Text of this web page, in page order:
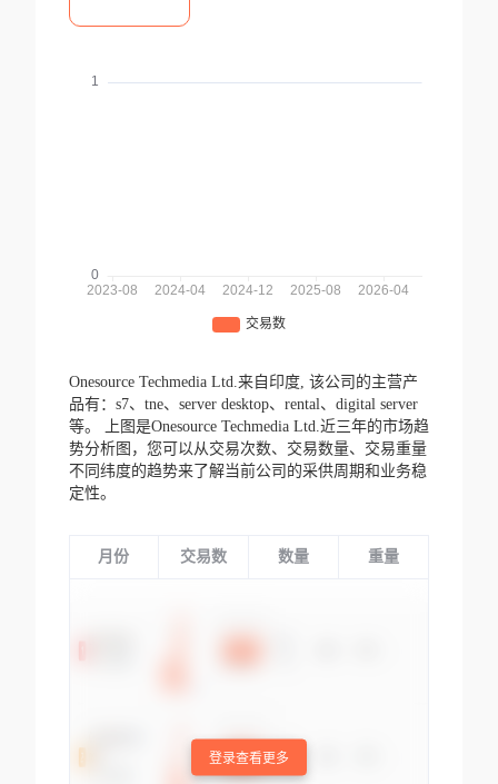
Onesource Techmedia Ltd.来自印度, 该公司的主营产
品有：s7、tne、server desktop、rental、digital server
等。
上图是Onesource Techmedia Ltd.近三年的市场趋
势分析图，您可以从交易次数、交易数量、交易重量
不同纬度的趋势来了解当前公司的采供周期和业务稳
定性。
月份 交易数 数量 重量
登录查看更多